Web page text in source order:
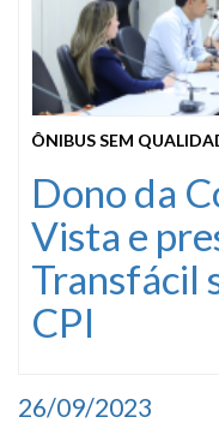
ÔNIBUS SEM
Dono da
Vista e
Transfácil
CPI
26/09/2023